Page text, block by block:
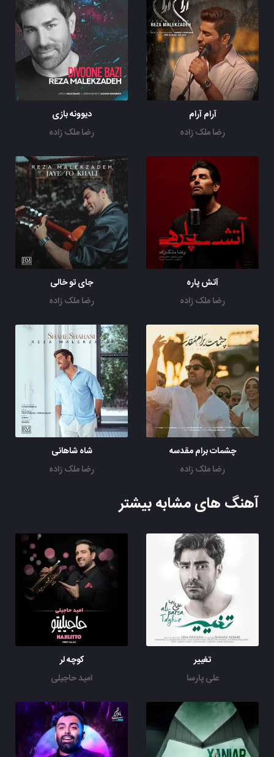
آرام آرام
رضا ملک زاده
دیوونه بازی
رضا ملک زاده
آتش پاره
رضا ملک زاده
جای تو خالی
رضا ملک زاده
چشمات برام مقدسه
رضا ملک زاده
شاه شاهانی
رضا ملک زاده
آهنگ های مشابه بیشتر
تغییر
علی پارسا
کوچه لر
امید حاجیلی